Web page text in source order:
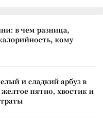
в чем разница,
кому
и сладкий арбуз в
желтое пятно, хвостик и